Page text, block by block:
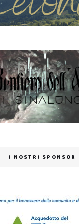
I NOSTRI SPONSOR